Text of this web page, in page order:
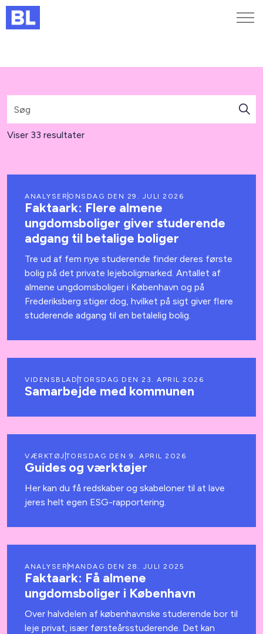
Kurser og arrangementer
Jobportalen
MitBL
Viser 33 resultater
ANALYSER ONSDAG DEN 29. JULI 2026
Faktaark: Flere almene
ungdomsboliger giver studerende
adgang til betalige boliger
Tre ud af fem nye studerende finder deres første
bolig på det private lejeboligmarked. Antallet af
almene ungdomsboliger i København og på
Frederiksberg stiger dog, hvilket på sigt giver flere
studerende adgang til en betalelig bolig.
VIDENSBLAD TORSDAG DEN 23. APRIL 2026
Samarbejde med kommunen
VÆRKTØJ TORSDAG DEN 9. APRIL 2026
Guides og værktøjer
Her kan du få redskaber og skabeloner til at lave
jeres helt egen ESG-rapportering.
ANALYSER MANDAG DEN 28. JULI 2025
Faktaark: Få almene
ungdomsboliger i København
Over halvdelen af københavnske studerende bor til
leje privat, især førsteårsstuderende. Det kan